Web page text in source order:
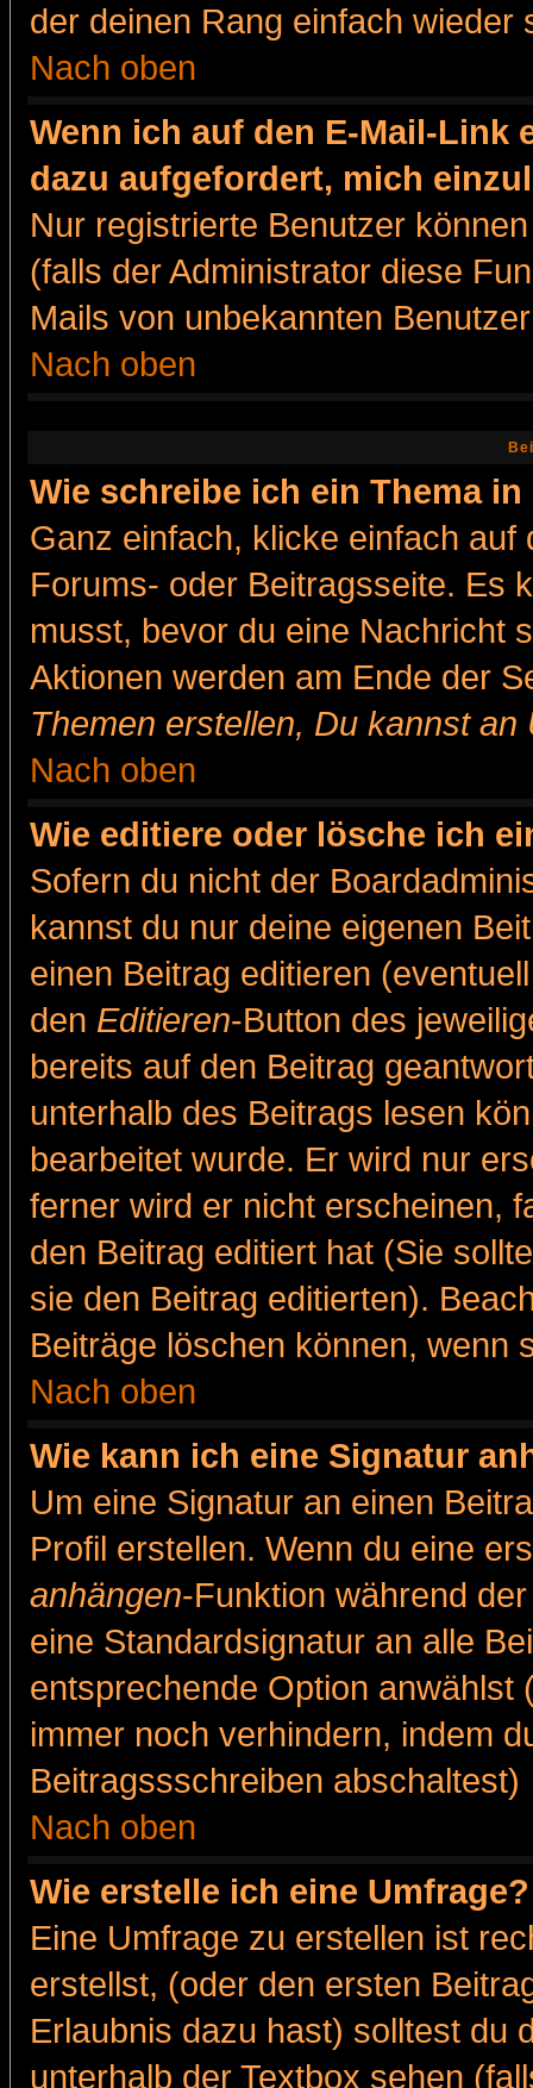
der deinen Rang einfach wieder
Nach oben
Wenn ich auf den E-Mail-Link
dazu aufgefordert, mich
Nur registrierte Benutzer
(falls der Administrator diese
Mails von unbekannten
Nach oben
Wie schreibe ich ein Thema
Ganz einfach, klicke einfach
Forums- oder Beitragsseite. Es
musst, bevor du eine Nachricht
Aktionen werden am Ende der
Themen erstellen, Du kannst
Nach oben
Wie editiere oder lösche ich
Sofern du nicht der
kannst du nur deine eigenen
einen Beitrag editieren
den Editieren-Button des
bereits auf den Beitrag
unterhalb des Beitrags lesen
bearbeitet wurde. Er wird nur
ferner wird er nicht erscheinen,
den Beitrag editiert hat (Sie
sie den Beitrag editierten).
Beiträge löschen können, wenn
Nach oben
Wie kann ich eine Signatur
Um eine Signatur an einen
Profil erstellen. Wenn du eine
anhängen-Funktion während
eine Standardsignatur an alle
entsprechende Option anwählst
immer noch verhindern, indem
Beitragssschreiben abschaltest)
Nach oben
Wie erstelle ich eine Umfrage?
Eine Umfrage zu erstellen ist
erstellst, (oder den ersten
Erlaubnis dazu hast) solltest du
unterhalb der Textbox sehen